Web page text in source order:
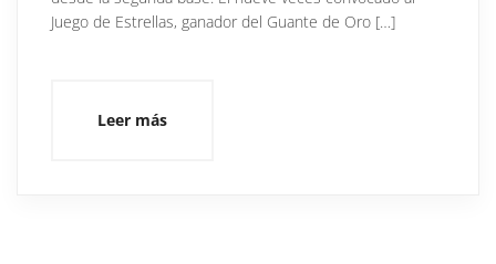
Juego de Estrellas, ganador del Guante de Oro […]
Leer más